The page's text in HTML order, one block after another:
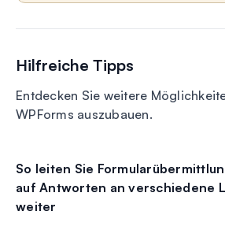
Hilfreiche Tipps
Entdecken Sie weitere
WPForms auszubauen.
So leiten Sie
auf Antworten an verschiedene
weiter